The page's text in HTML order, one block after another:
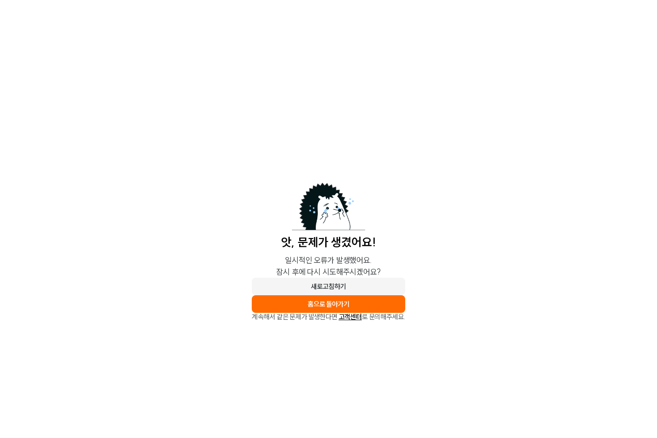
앗, 문제가 생겼어요!
일시적인 오류가 발생했어요.
잠시 후에 다시 시도해주시겠어요?
새로고침하기
홈으로 돌아가기
계속해서 같은 문제가 발생한다면 고객센터로 문의해주세요.